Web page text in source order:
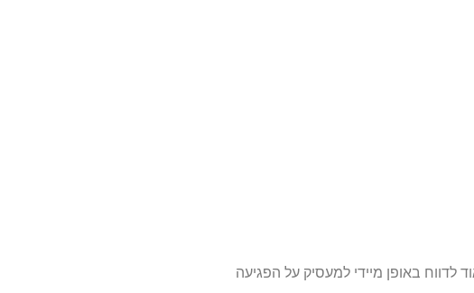
באופן מיידי למעסיק על הפגיעה